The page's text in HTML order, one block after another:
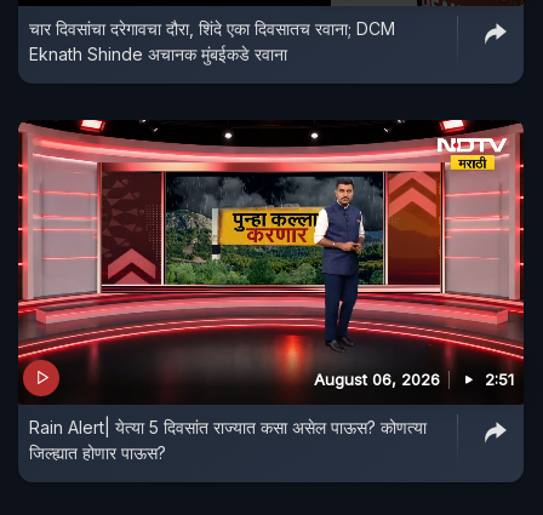
चार दिवसांचा दरेगावचा दौरा, शिंदे एका दिवसातच रवाना; DCM
Eknath Shinde अचानक मुंबईकडे रवाना
August 06, 2026 2:51
Rain Alert| येत्या 5 दिवसांत राज्यात कसा असेल पाऊस? कोणत्या
जिल्ह्यात होणार पाऊस?